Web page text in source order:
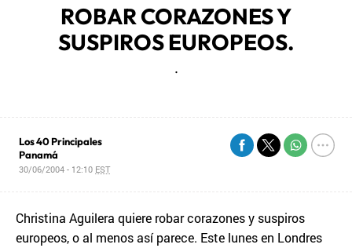
ROBAR CORAZONES Y
SUSPIROS EUROPEOS.
.
Los 40 Principales
Panamá
30/06/2004 - 12:10 EST
Christina Aguilera quiere robar corazones y suspiros
europeos, o al menos así parece. Este lunes en Londres